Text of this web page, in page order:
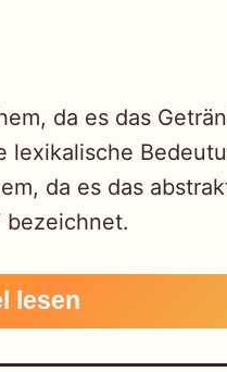
da es das
lexikalische
da es das
bezeichnet.
lesen